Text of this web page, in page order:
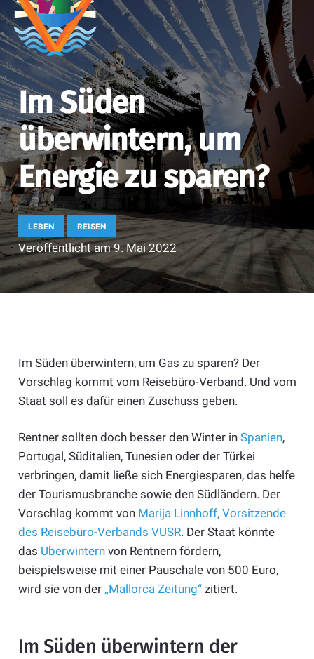
Im Süden
überwintern, um
Energie zu sparen?
LEBEN REISEN
Veröffentlicht am9. Mai 2022
Im Süden überwintern, um Gas zu sparen? Der
Vorschlag kommt vom Reisebüro-Verband. Und vom
Staat soll es dafür einen Zuschuss geben.
Rentner sollten doch besser den Winter in Spanien,
Portugal, Süditalien, Tunesien oder der Türkei
verbringen, damit ließe sich Energiesparen, das helfe
der Tourismusbranche sowie den Südländern. Der
Vorschlag kommt von Marija Linnhoff, Vorsitzende
des Reisebüro-Verbands VUSR. Der Staat könnte
das Überwinternvon Rentnern fördern,
beispielsweise mit einer Pauschale von 500 Euro,
wird sie von der „Mallorca Zeitung“zitiert.
Im Süden überwintern der